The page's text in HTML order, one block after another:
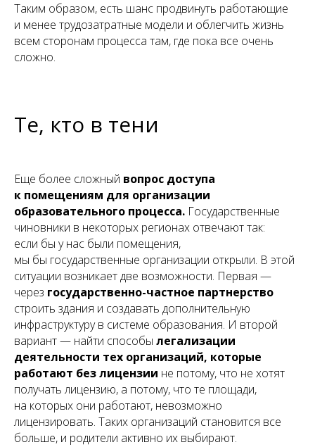
Таким образом, есть шанс продвинуть работающие
и менее трудозатратные модели и облегчить жизнь
всем сторонам процесса там, где пока все очень
сложно.
Те, кто в тени
Еще более сложный вопрос доступа
к помещениям для организации
образовательного процесса. Государственные
чиновники в некоторых регионах отвечают так:
если бы у нас были помещения,
мы бы государственные организации открыли. В этой
ситуации возникает две возможности. Первая —
через государственно-частное партнерство
строить здания и создавать дополнительную
инфраструктуру в системе образования. И второй
вариант — найти способы легализации
деятельности тех организаций, которые
работают без лицензии не потому, что не хотят
получать лицензию, а потому, что те площади,
на которых они работают, невозможно
лицензировать. Таких организаций становится все
больше, и родители активно их выбирают.